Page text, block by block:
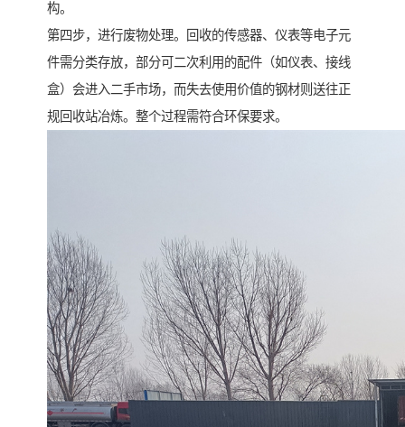
构。
第四步，进行废物处理。回收的传感器、仪表等电子元
件需分类存放，部分可二次利用的配件（如仪表、接线
盒）会进入二手市场，而失去使用价值的钢材则送往正
规回收站冶炼。整个过程需符合环保要求。